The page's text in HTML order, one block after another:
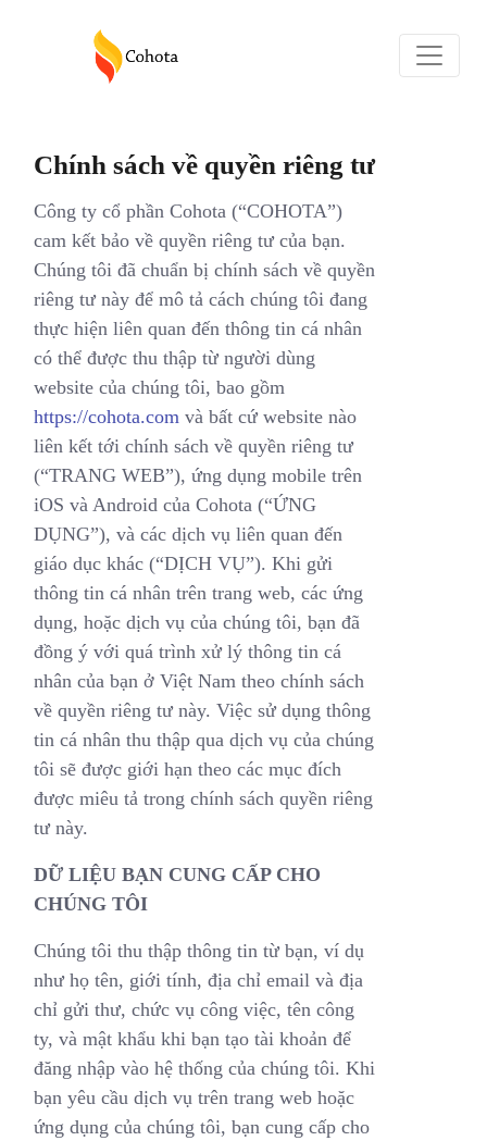
Chính sách về quyền riêng tư
Công ty cổ phần Cohota (“COHOTA”)
cam kết bảo về quyền riêng tư của bạn.
Chúng tôi đã chuẩn bị chính sách về quyền
riêng tư này để mô tả cách chúng tôi đang
thực hiện liên quan đến thông tin cá nhân
có thể được thu thập từ người dùng
website của chúng tôi, bao gồm
https://cohota.com và bất cứ website nào
liên kết tới chính sách về quyền riêng tư
(“TRANG WEB”), ứng dụng mobile trên
iOS và Android của Cohota (“ỨNG
DỤNG”), và các dịch vụ liên quan đến
giáo dục khác (“DỊCH VỤ”). Khi gửi
thông tin cá nhân trên trang web, các ứng
dụng, hoặc dịch vụ của chúng tôi, bạn đã
đồng ý với quá trình xử lý thông tin cá
nhân của bạn ở Việt Nam theo chính sách
về quyền riêng tư này. Việc sử dụng thông
tin cá nhân thu thập qua dịch vụ của chúng
tôi sẽ được giới hạn theo các mục đích
được miêu tả trong chính sách quyền riêng
tư này.
DỮ LIỆU BẠN CUNG CẤP CHO
CHÚNG TÔI
Chúng tôi thu thập thông tin từ bạn, ví dụ
như họ tên, giới tính, địa chỉ email và địa
chỉ gửi thư, chức vụ công việc, tên công
ty, và mật khẩu khi bạn tạo tài khoản để
đăng nhập vào hệ thống của chúng tôi. Khi
bạn yêu cầu dịch vụ trên trang web hoặc
ứng dụng của chúng tôi, bạn cung cấp cho